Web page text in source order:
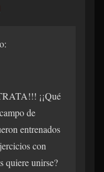
¡¡Qué
de
entrenados
con
quiere unirse?